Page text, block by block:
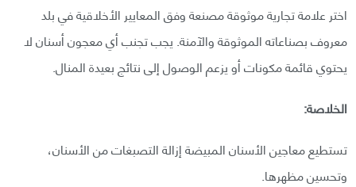
اختر علامة تجارية موثوقة مصنعة وفق المعايير الأخلاقية في بلد
معروف بصناعاته الموثوقة والآمنة. يجب تجنب أي معجون أسنان لا
يحتوي قائمة مكونات أو يزعم الوصول إلى نتائج بعيدة المنال.
الخلاصة:
تستطيع معاجين الأسنان المبيضة إزالة التصبغات من الأسنان،
وتحسين مظهرها.